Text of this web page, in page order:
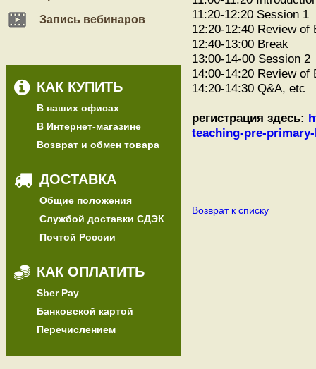
Запись вебинаров
КАК КУПИТЬ
В наших офисах
В Интернет-магазине
Возврат и обмен товара
ДОСТАВКА
Общие положения
Службой доставки СДЭК
Почтой России
КАК ОПЛАТИТЬ
Sber Pay
Банковской картой
Перечислением
11:20-12:20 Session 1
12:20-12:40 Review of
12:40-13:00 Break
13:00-14-00 Session 2
14:00-14:20 Review of
14:20-14:30 Q&A, etc
регистрация здесь:
teaching-pre-
Возврат к списку